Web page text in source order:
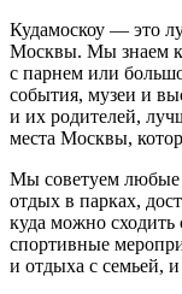
Кудамоскоу — это
Москвы. Мы знаем
с парнем или
события, музеи и
и их родителей,
места Москвы,
Мы советуем
отдых в парках,
куда можно сходить
спортивные
и отдыха с семьей,